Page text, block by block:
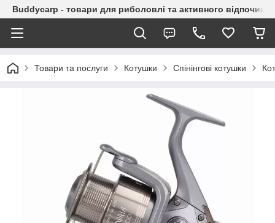
Buddycarp - товари для риболовлі та активного
Товари та послуги Котушки Спінінгові котушки